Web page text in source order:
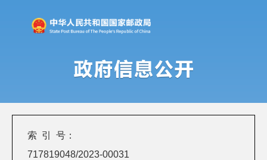
索 引 号：
717819048/2023-00031